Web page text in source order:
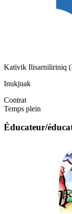
Kativik Ilisarniliriniq
Inukjuak
Contrat
Temps plein
Éducateur/